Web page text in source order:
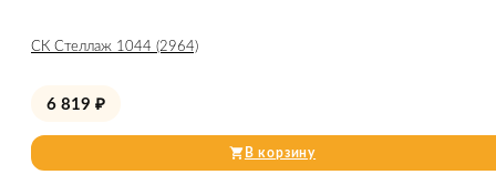
СК Стеллаж 1044 (2964)
6 819 ₽
В корзину